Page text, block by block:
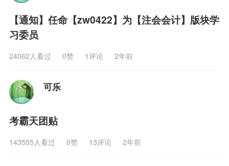
【通知】任命【zw0422】为【注会会计】版块学
习委员
24062人看过 0赞 1评论 2年前
可乐
考霸天团贴
143555人看过 0赞 13评论 2年前